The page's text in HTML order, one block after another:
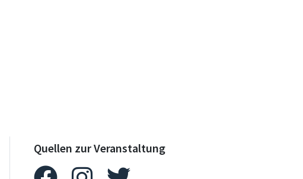
Quellen zur Veranstaltung